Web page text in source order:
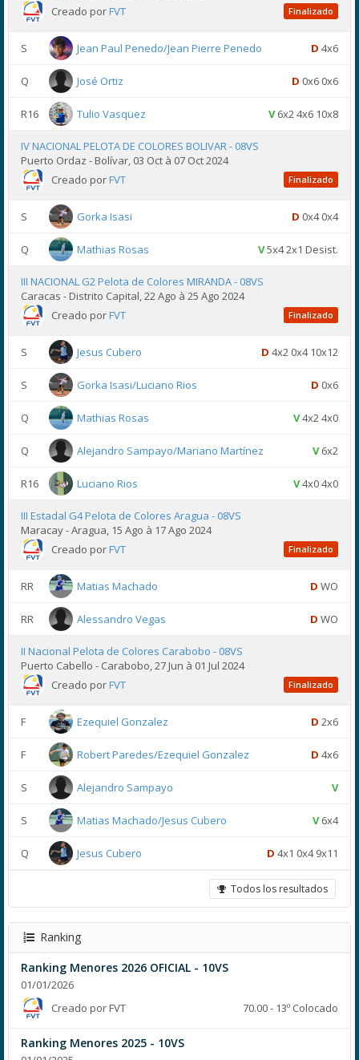
Creado porFVT Finalizado
S Jean Paul Penedo/Jean Pierre Penedo D 4x6
Q José Ortiz D 0x6 0x6
R16 Tulio Vasquez V6x2 4x6 10x8
IV NACIONAL PELOTA DE COLORES BOLIVAR - 08VS
Puerto Ordaz - Bolívar, 03 Oct à 07 Oct 2024
Creado porFVT Finalizado
S Gorka Isasi D 0x4 0x4
Q Mathias Rosas V5x4 2x1 Desist.
III NACIONAL G2 Pelota de Colores MIRANDA - 08VS
Caracas - Distrito Capital, 22 Ago à 25 Ago 2024
Creado porFVT Finalizado
S Jesus Cubero D 4x2 0x4 10x12
S Gorka Isasi/Luciano Rios D 0x6
Q Mathias Rosas V4x2 4x0
Q Alejandro Sampayo/Mariano Martínez V6x2
R16 Luciano Rios V4x0 4x0
III Estadal G4 Pelota de Colores Aragua - 08VS
Maracay - Aragua, 15 Ago à 17 Ago 2024
Creado porFVT Finalizado
RR Matias Machado D WO
RR Alessandro Vegas D WO
II Nacional Pelota de Colores Carabobo - 08VS
Puerto Cabello - Carabobo, 27 Jun à 01 Jul 2024
Creado porFVT Finalizado
F Ezequiel Gonzalez D 2x6
F Robert Paredes/Ezequiel Gonzalez D 4x6
S Alejandro Sampayo V
S Matias Machado/Jesus Cubero V6x4
Q Jesus Cubero D 4x1 0x4 9x11
Todos los resultados
Ranking
Ranking Menores 2026 OFICIAL - 10VS
01/01/2026
Creado por FVT
70.00 - 13º Colocado
Ranking Menores 2025 - 10VS